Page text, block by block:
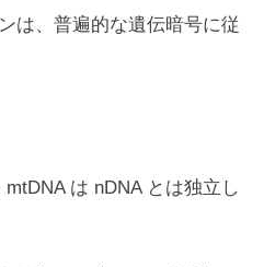
は、普遍的な遺伝暗号に従
mtDNA は nDNA とは独立し